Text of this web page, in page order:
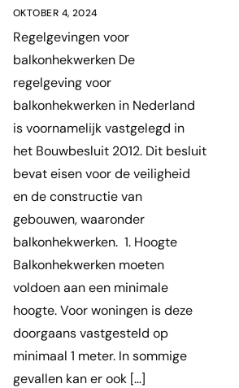
OKTOBER 4, 2024
Regelgevingen voor
balkonhekwerken De
regelgeving voor
balkonhekwerken in Nederland
is voornamelijk vastgelegd in
het Bouwbesluit 2012. Dit besluit
bevat eisen voor de veiligheid
en de constructie van
gebouwen, waaronder
balkonhekwerken. 1. Hoogte
Balkonhekwerken moeten
voldoen aan een minimale
hoogte. Voor woningen is deze
doorgaans vastgesteld op
minimaal 1 meter. In sommige
gevallen kan er ook […]